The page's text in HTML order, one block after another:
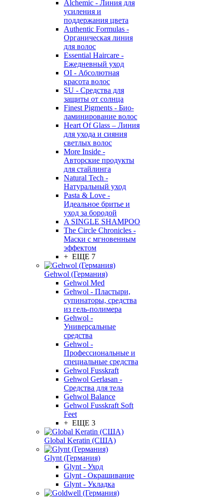
Alchemic - Линия для
усиления и
поддержания цвета
Authentic Formulas -
Органическая линия
для волос
Essential Haircare -
Eжедневный уход
OI - Абсолютная
красота волос
SU - Средства для
защиты от солнца
Finest Pigments - Био-
ламинирование волос
Heart Of Glass – Линия
для ухода и сияния
светлых волос
More Inside -
Авторские продукты
для стайлинга
Natural Tech -
Натуральный уход
Pasta & Love -
Идеальное бритье и
уход за бородой
A SINGLE SHAMPOO
The Circle Chronicles -
Маски с мгновенным
эффектом
+ ЕЩЕ 7
Gehwol (Германия)
Gehwol Med
Gehwol - Пластыри,
супинаторы, средства
из гель-полимера
Gehwol -
Универсальные
средства
Gehwol -
Профессиональные и
специальные средства
Gehwol Fusskraft
Gehwol Gerlasan -
Средства для тела
Gehwol Balance
Gehwol Fusskraft Soft
Feet
+ ЕЩЕ 3
Global Keratin (США)
Glynt (Германия)
Glynt - Уход
Glynt - Окрашивание
Glynt - Укладка